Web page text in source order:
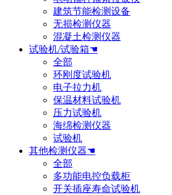
建筑节能检测设备
无损检测仪器
混凝土检测仪器
试验机/试验箱☚
全部
环刚度试验机
电子拉力机
保温材料试验机
压力试验机
海绵检测仪器
试验机
其他检测仪器☚
全部
多功能电控负载柜
开关插座寿命试验机